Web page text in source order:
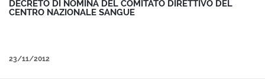
DECRETO DI NOMINA DEL COMITATO DIRETTIVO DEL
CENTRO NAZIONALE SANGUE
23/11/2012